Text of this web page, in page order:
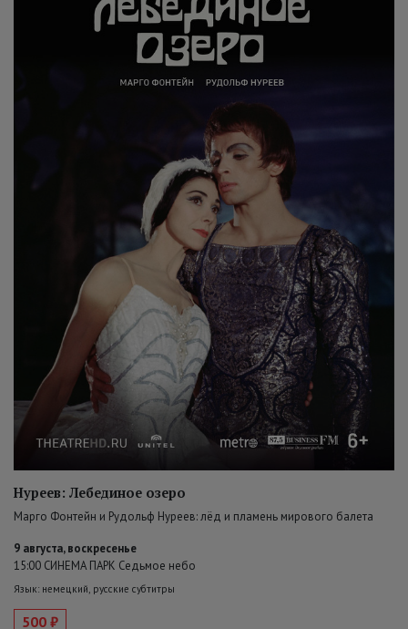
Нуреев: Лебединое озеро
Марго Фонтейн и Рудольф Нуреев: лёд и пламень мирового балета
9 августа, воскресенье
15:00 СИНЕМА ПАРК Седьмое небо
Язык: немецкий, русские субтитры
500 ₽